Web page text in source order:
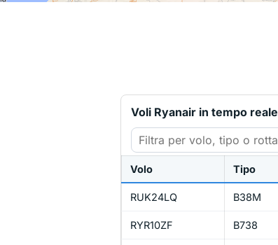
Voli Ryanair in tempo reale
Volo Tipo
RUK24LQ B38M
RYR10ZF B738